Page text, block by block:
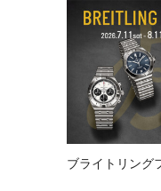
ブライトリング